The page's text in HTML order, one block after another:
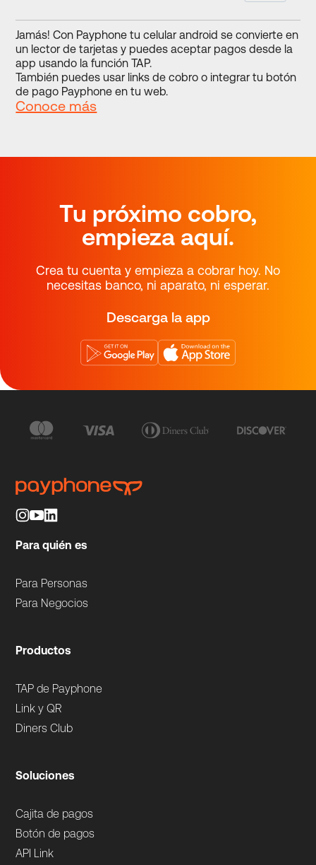
Jamás! Con Payphone tu celular android se convierte en
un lector de tarjetas y puedes aceptar pagos desde la
app usando la función TAP.
También puedes usar links de cobro o integrar tu botón
de pago Payphone en tu web.
Conoce más
Tu próximo cobro,
empieza aquí.
Crea tu cuenta y empieza a cobrar hoy. No
necesitas banco, ni aparato, ni esperar.
Descarga la app
Para quién es
Para Personas
Para Negocios
Productos
TAP de Payphone
Link y QR
Diners Club
Soluciones
Cajita de pagos
Botón de pagos
API Link